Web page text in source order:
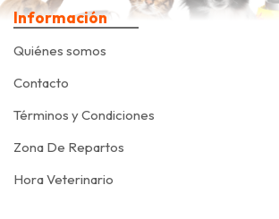
Información
Quiénes somos
Contacto
Términos y Condiciones
Zona De Repartos
Hora Veterinario